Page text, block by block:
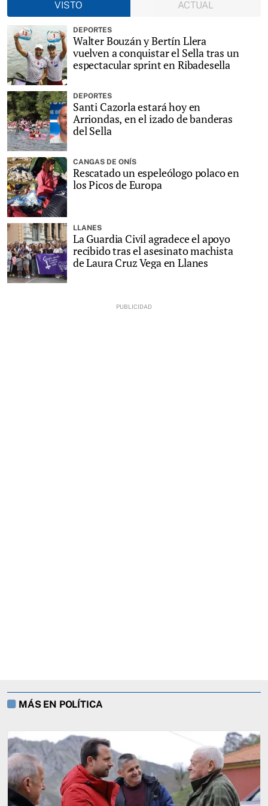
VISTO
ACTUAL
DEPORTES
Walter Bouzán y Bertín Llera
vuelven a conquistar el Sella tras un
espectacular sprint en Ribadesella
DEPORTES
Santi Cazorla estará hoy en
Arriondas, en el izado de banderas
del Sella
CANGAS DE ONÍS
Rescatado un espeleólogo polaco en
los Picos de Europa
LLANES
La Guardia Civil agradece el apoyo
recibido tras el asesinato machista
de Laura Cruz Vega en Llanes
MÁS EN POLÍTICA